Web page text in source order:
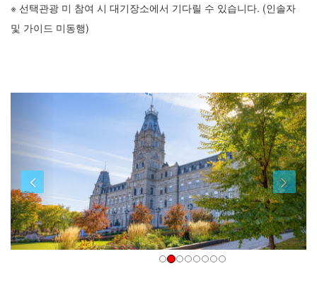
※ 선택관광 미 참여 시 대기장소에서 기다릴 수 있습니다. (인솔자
및 가이드 미동행)